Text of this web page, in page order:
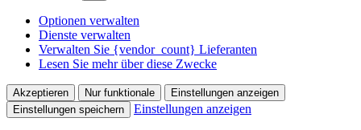
Optionen verwalten
Dienste verwalten
Verwalten Sie {vendor_count} Lieferanten
Lesen Sie mehr über diese Zwecke
Akzeptieren Nur funktionale
Einstellungen anzeigen
Einstellungen speichern
Einstellungen anzeigen